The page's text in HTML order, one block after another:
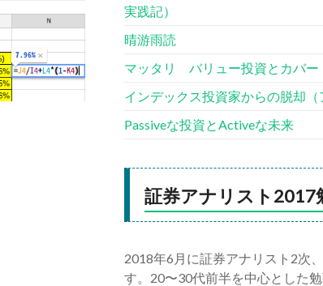
実践記）
晴游雨読
マッタリ バリュー投資とカバー
インデックス投資家からの脱却（
Passiveな投資とActiveな未来
証券アナリスト2017
2018年6月に証券アナリスト2次
す。20〜30代前半を中心とした